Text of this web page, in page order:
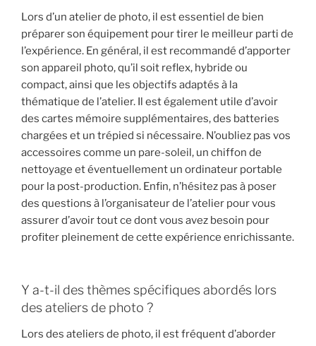
Lors d’un atelier de photo, il est essentiel de bien
préparer son équipement pour tirer le meilleur parti de
l’expérience. En général, il est recommandé d’apporter
son appareil photo, qu’il soit reflex, hybride ou
compact, ainsi que les objectifs adaptés à la
thématique de l’atelier. Il est également utile d’avoir
des cartes mémoire supplémentaires, des batteries
chargées et un trépied si nécessaire. N’oubliez pas vos
accessoires comme un pare-soleil, un chiffon de
nettoyage et éventuellement un ordinateur portable
pour la post-production. Enfin, n’hésitez pas à poser
des questions à l’organisateur de l’atelier pour vous
assurer d’avoir tout ce dont vous avez besoin pour
profiter pleinement de cette expérience enrichissante.
Y a-t-il des thèmes spécifiques abordés lors
des ateliers de photo ?
Lors des ateliers de photo, il est fréquent d’aborder